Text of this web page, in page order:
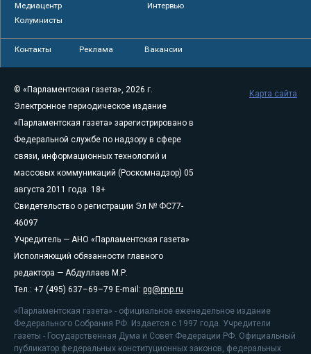
Медиацентр
Интервью
Колумнисты
Контакты Реклама Вакансии
© «Парламентская газета», 2026 г.
Электронное периодическое издание
«Парламентская газета» зарегистрировано в
Федеральной службе по надзору в сфере
связи, информационных технологий и
массовых коммуникаций (Роскомнадзор) 05
августа 2011 года. 18+
Свидетельство о регистрации Эл № ФС77-
46097
Учредитель — АНО «Парламентская газета»
Исполняющий обязанности главного
редактора — Абдуллаев М.Р.
Тел.: +7 (495) 637–69–79 E-mail: pg@pnp.ru
«Парламентская газета» - официальное еженедельное издание
Федерального Собрания РФ. Издается с 1997 года. Учредители
газеты - Государственная Дума и Совет Федерации РФ. Официальный
публикатор федеральных конституционных законов, федеральных
Карта сайта